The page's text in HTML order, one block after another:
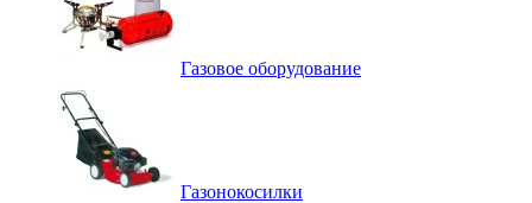
Газовое оборудование
Газонокосилки